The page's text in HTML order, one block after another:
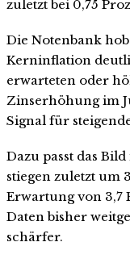
zuletzt bei 0,75
Die Notenbank
Kerninflation
erwarteten oder
Zinserhöhung im
Signal für
Dazu passt das
stiegen zuletzt um
Erwartung von 3,7
Daten bisher
schärfer.